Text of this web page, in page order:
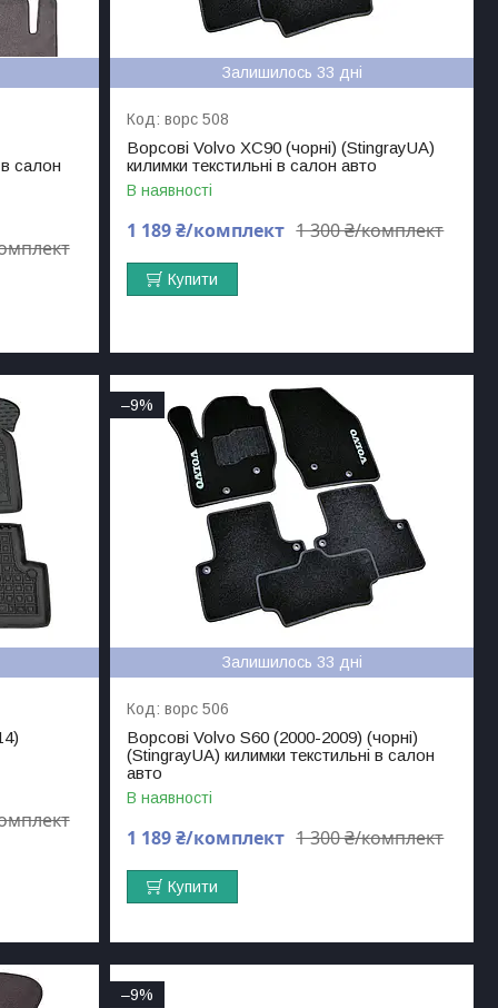
салон
Залишилось 33 дні
ворс 508
Ворсові Volvo ХC90 (чорні) (StingrayUA)
килимки текстильні в салон авто
В наявності
1 300 ₴/комплект
1 189 ₴/комплект
Купити
–9%
Залишилось 33 дні
ворс 506
Ворсові Volvo S60 (2000-2009) (чорні)
(StingrayUA) килимки текстильні в салон
авто
В наявності
1 300 ₴/комплект
1 189 ₴/комплект
Купити
–9%